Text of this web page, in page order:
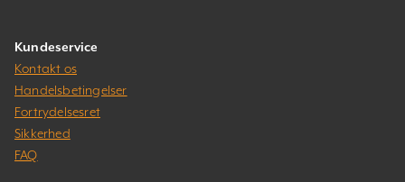
Kundeservice
Kontakt os
Handelsbetingelser
Fortrydelsesret
Sikkerhed
FAQ